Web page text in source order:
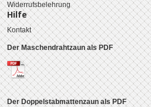
Widerrufsbelehrung
Hilfe
Kontakt
Der Maschendrahtzaun als PDF
Der Doppelstabmattenzaun als PDF